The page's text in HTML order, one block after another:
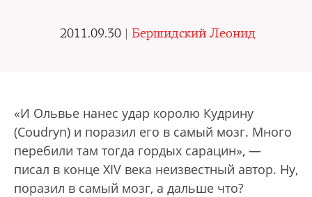
2011.09.30 | Бершидский Леонид
«И Ольвье нанес удар королю Кудрину
(Coudryn) и поразил его в самый мозг. Много
перебили там тогда гордых сарацин», —
писал в конце XIV века неизвестный автор. Ну,
поразил в самый мозг, а дальше что?